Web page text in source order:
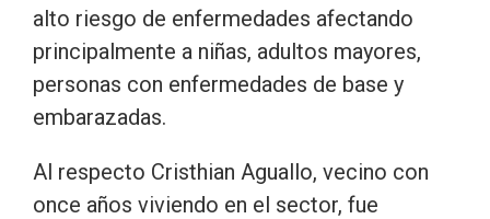
alto riesgo de enfermedades afectando
principalmente a niñas, adultos mayores,
personas con enfermedades de base y
embarazadas.
Al respecto Cristhian Aguallo, vecino con
once años viviendo en el sector, fue